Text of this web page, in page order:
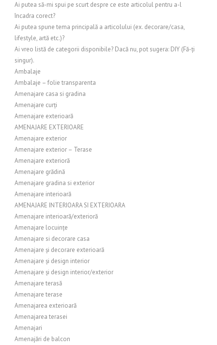
Ai putea să-mi spui pe scurt despre ce este articolul pentru a-l
încadra corect?
Ai putea spune tema principală a articolului (ex. decorare/casa,
lifestyle, artă etc.)?
Ai vreo listă de categorii disponibile? Dacă nu, pot sugera: DIY (Fă-ți
singur).
Ambalaje
Ambalaje – folie transparenta
Amenajare casa si gradina
Amenajare curți
Amenajare exterioară
AMENAJARE EXTERIOARE
Amenajare exterior
Amenajare exterior – Terase
Amenajare exterioră
Amenajare grădină
Amenajare gradina si exterior
Amenajare interioară
AMENAJARE INTERIOARA SI EXTERIOARA
Amenajare interioară/exterioră
Amenajare locuințe
Amenajare si decorare casa
Amenajare și decorare exterioară
Amenajare și design interior
Amenajare și design interior/exterior
Amenajare terasă
Amenajare terase
Amenajarea exterioară
Amenajarea terasei
Amenajari
Amenajări de balcon